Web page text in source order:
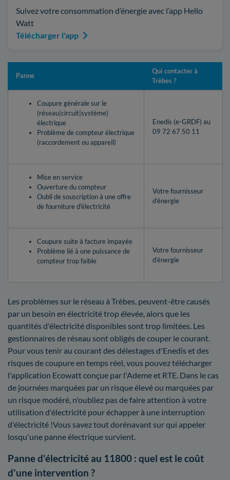
Suivez votre consommation d’énergie avec l’app Hello
Watt
Télécharger l'app
Panne
Qui contacter à
Trèbes ?
Coupure générale sur le
(réseau|circuit|système)
électrique
Problème de compteur électrique
(raccordement ou appareil)
Enedis (e-GRDF) au
09 72 67 50 11
Mise en service
Ouverture du compteur
Oubli de souscription à une offre
de fourniture d'électricité
Votre fournisseur
d’énergie
Coupure suite à facture impayée
Problème lié à une puissance de
compteur trop faible
Votre fournisseur
d’énergie
Les problèmes sur le réseau à Trèbes, peuvent-être causés
par un besoin en électricité trop élevée, alors que les
quantités d'électricité disponibles sont trop limitées. Les
gestionnaires de réseau sont obligés de couper le courant.
Pour vous tenir au courant des délestages d'Enedis et des
risques de coupure en temps réel, vous pouvez télécharger
l'application Ecowatt conçue par l'Ademe et RTE. Dans le cas
de journées marquées par un risque élevé ou marquées par
un risque modéré, n'oubliez pas de faire attention à votre
utilisation d'électricité pour échapper à une interruption
d'électricité !Vous savez tout dorénavant sur qui appeler
losqu'une panne électrique survient.
Panne d'électricité au 11800 : quel est le coût
d'une intervention ?